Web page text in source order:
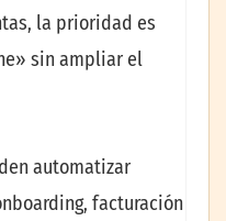
la prioridad es
sin ampliar el
automatizar
facturación